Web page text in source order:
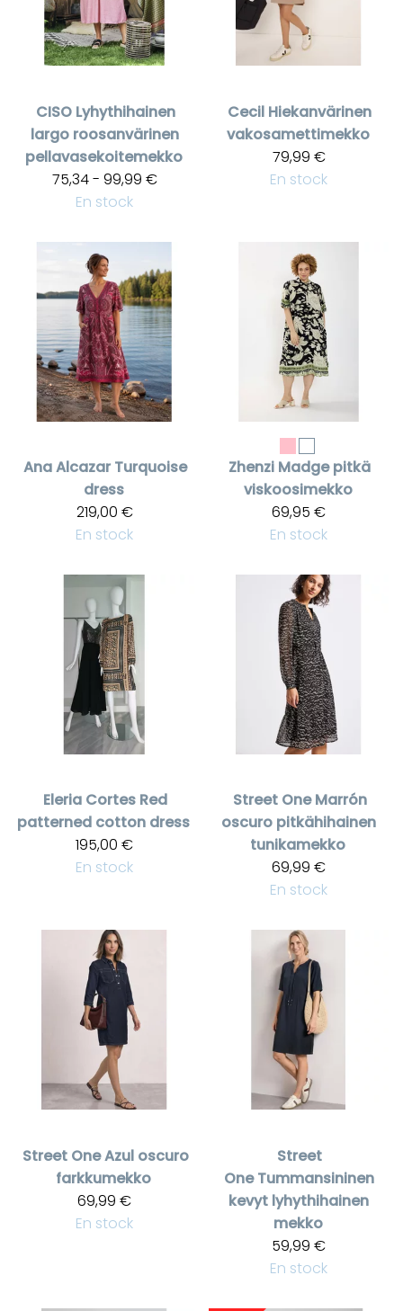
CISO Lyhythihainen
largo roosanvärinen
pellavasekoitemekko
75,34 - 99,99 €
En stock
Cecil Hiekanvärinen
vakosamettimekko
79,99 €
En stock
Ana Alcazar Turquoise
dress
219,00 €
En stock
Zhenzi Madge pitkä
viskoosimekko
69,95 €
En stock
Eleria Cortes Red
patterned cotton dress
195,00 €
En stock
Street One Marrón
oscuro pitkähihainen
tunikamekko
69,99 €
En stock
Street OneAzul oscuro
farkkumekko
69,99 €
En stock
Street
One Tummansininen
kevyt lyhythihainen
mekko
59,99 €
En stock